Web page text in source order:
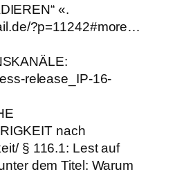
«.
?p=11242#more…
release_IP-16-
nach
§ 116.1: Lest auf
dem Titel: Warum